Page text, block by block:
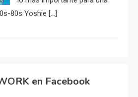
80s Yoshie […]
en Facebook